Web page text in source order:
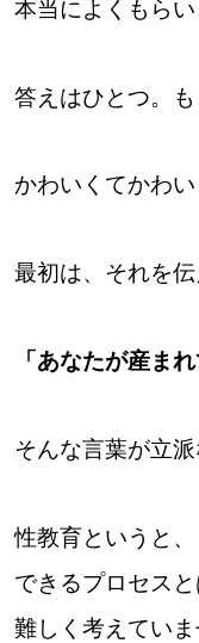
本当によくもらい
答えはひとつ。
かわいくてかわい
最初は、それを伝
「あなたが産ま
そんな言葉が立
性教育というと
できるプロセス
難しく考えていま